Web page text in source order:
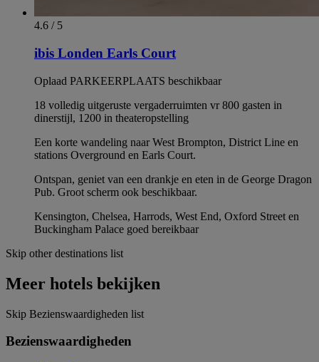
4.6 / 5
ibis Londen Earls Court
Oplaad PARKEERPLAATS beschikbaar
18 volledig uitgeruste vergaderruimten vr 800 gasten in
dinerstijl, 1200 in theateropstelling
Een korte wandeling naar West Brompton, District Line en
stations Overground en Earls Court.
Ontspan, geniet van een drankje en eten in de George Dragon
Pub. Groot scherm ook beschikbaar.
Kensington, Chelsea, Harrods, West End, Oxford Street en
Buckingham Palace goed bereikbaar
Skip other destinations list
Meer hotels bekijken
Skip Bezienswaardigheden list
Bezienswaardigheden